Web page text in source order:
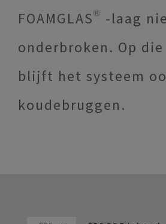
FOAMGLAS® -laag
onderbroken. Op
blijft het systeem
koudebruggen.